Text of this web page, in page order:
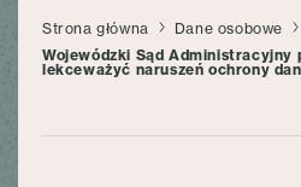
Strona główna
Dane osobowe
Wojewódzki Sąd Administracyjny
lekceważyć naruszeń ochrony